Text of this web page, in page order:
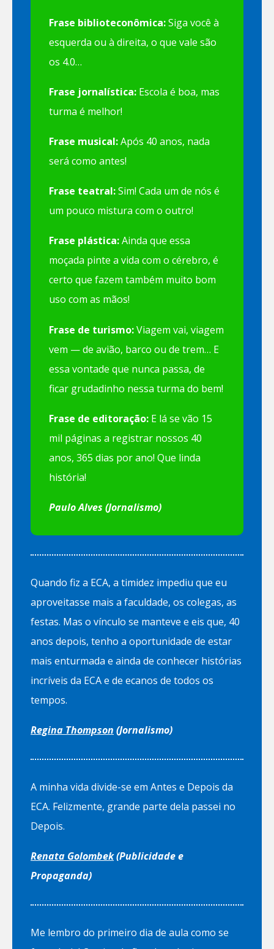
Frase biblioteconômica:Siga você à
esquerda ou à direita, o que vale são
os 4.0…
Frase jornalística: Escola é boa, mas
turma é melhor!
Frase musical:Após 40 anos, nada
será como antes!
Frase teatral:Sim! Cada um de nós é
um pouco mistura com o outro!
Frase plástica:Ainda que essa
moçada pinte a vida com o cérebro, é
certo que fazem também muito bom
uso com as mãos!
Frase de turismo:Viagem vai, viagem
vem — de avião, barco ou de trem… E
essa vontade que nunca passa, de
ficar grudadinho nessa turma do bem!
Frase de editoração: E lá se vão 15
mil páginas a registrar nossos 40
anos, 365 dias por ano! Que linda
história!
Paulo Alves (Jornalismo)
Quando fiz a ECA, a timidez impediu que eu
aproveitasse mais a faculdade, os colegas, as
festas. Mas o vínculo se manteve e eis que, 40
anos depois, tenho a oportunidade de estar
mais enturmada e ainda de conhecer histórias
incríveis da ECA e de ecanos de todos os
tempos.
Regina Thompson (Jornalismo)
A minha vida divide-se em Antes e Depois da
ECA. Felizmente, grande parte dela passei no
Depois.
Renata Golombek(Publicidade e
Propaganda)
Me lembro do primeiro dia de aula como se